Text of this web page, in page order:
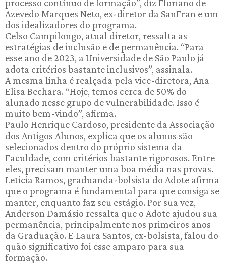
processo contínuo de formação”, diz Floriano de
Azevedo Marques Neto, ex-diretor da SanFran e um
dos idealizadores do programa.
Celso Campilongo, atual diretor, ressalta as
estratégias de inclusão e de permanência. “Para
esse ano de 2023, a Universidade de São Paulo já
adota critérios bastante inclusivos”, assinala.
A mesma linha é realçada pela vice-diretora, Ana
Elisa Bechara. “Hoje, temos cerca de 50% do
alunado nesse grupo de vulnerabilidade. Isso é
muito bem-vindo”, afirma.
Paulo Henrique Cardoso, presidente da Associação
dos Antigos Alunos, explica que os alunos são
selecionados dentro do próprio sistema da
Faculdade, com critérios bastante rigorosos. Entre
eles, precisam manter uma boa média nas provas.
Leticia Ramos, graduanda-bolsista do Adote afirma
que o programa é fundamental para que consiga se
manter, enquanto faz seu estágio. Por sua vez,
Anderson Damásio ressalta que o Adote ajudou sua
permanência, principalmente nos primeiros anos
da Graduação. E Laura Santos, ex-bolsista, falou do
quão significativo foi esse amparo para sua
formação.